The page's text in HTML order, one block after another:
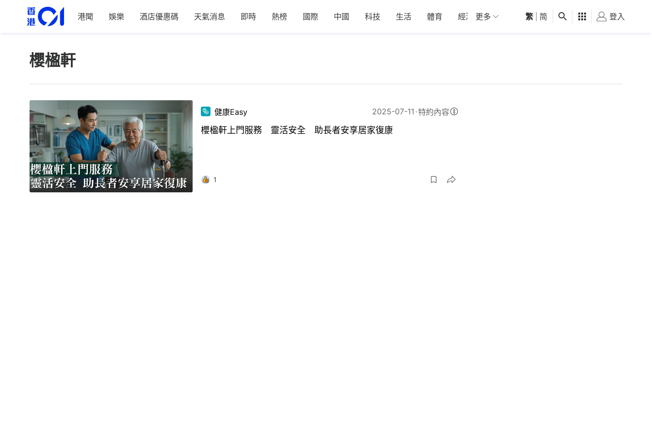
港聞 娛樂 酒店優惠碼 天氣消息 即時 熱榜 國際 中國 科技 生活 體育 經濟 01深圳 觀點 健康 好食玩飛
更多 繁 简 登入
櫻楹軒
健康Easy 2025-07-11 特約內容
櫻楹軒上門服務 靈活安全 助長者安享居家復康
1